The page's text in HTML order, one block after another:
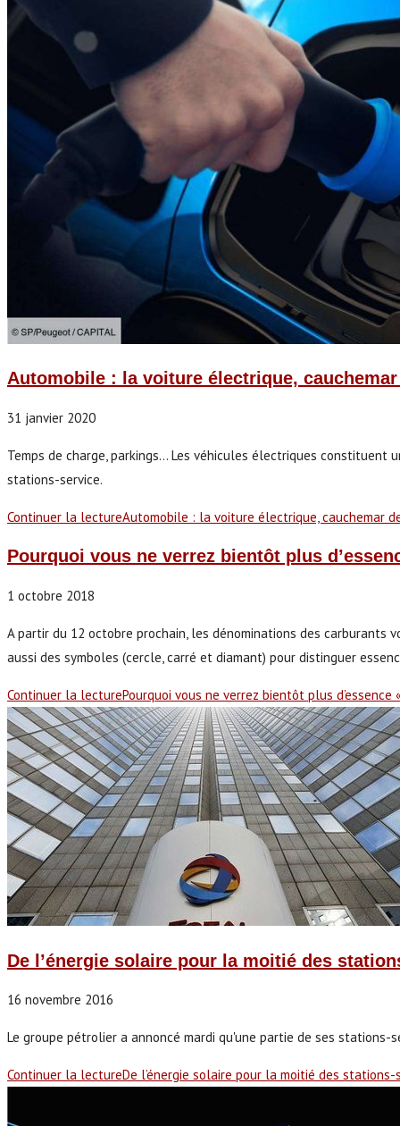
Automobile : la voiture électrique,
31 janvier 2020
Temps de charge, parkings... Les véhicules électriques
stations-service.
Continuer la lectureAutomobile : la voiture électrique, cauchemar
Pourquoi vous ne verrez bientôt plus
1 octobre 2018
A partir du 12 octobre prochain, les dénominations des carburants
aussi des symboles (cercle, carré et diamant) pour distinguer
Continuer la lecturePourquoi vous ne verrez bientôt plus d’essence
De l’énergie solaire pour la moitié des
16 novembre 2016
Le groupe pétrolier a annoncé mardi qu'une partie de ses
Continuer la lectureDe l’énergie solaire pour la moitié des